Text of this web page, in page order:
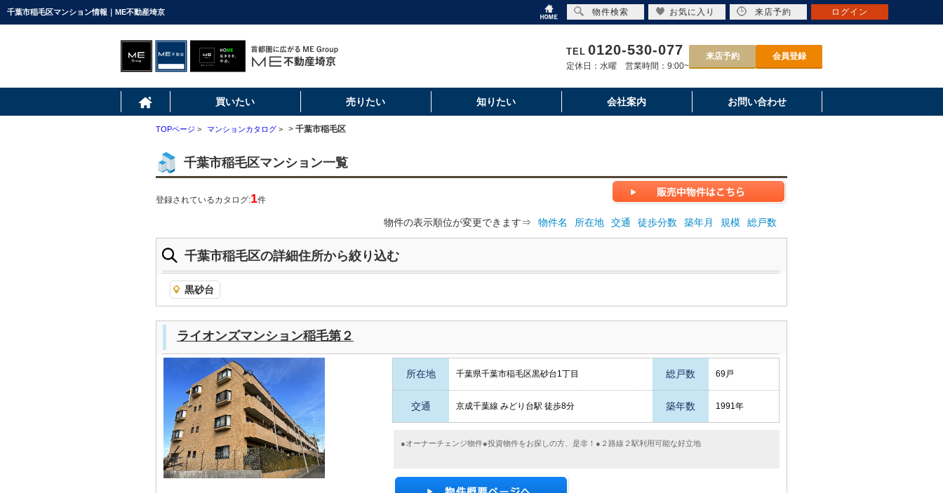
千葉市稲毛区マンション情報｜ME不動産埼京
TEL 0120-530-077
定休日：水曜 営業時間：9:00~
来店予約 会員登録
買いたい 売りたい 知りたい 会社案内 お問い合わせ
TOPページ > マンションカタログ > > 千葉市稲毛区
千葉市稲毛区マンション一覧
登録されているカタログ:1件
物件の表示順位が変更できます⇒ 物件名 所在地 交通 徒歩分数 築年月 規模 総戸数
千葉市稲毛区の詳細住所から絞り込む
黒砂台
ライオンズマンション稲毛第２
所在地 千葉県千葉市稲毛区黒砂台1丁目 総戸数 69戸
交通 京成千葉線 みどり台駅 徒歩8分 築年数 1991年
●オーナーチェンジ物件●投資物件をお探しの方、是非！●２路線２駅利用可能な好立地
物件検索 お気に入り 来店予約 ログイン